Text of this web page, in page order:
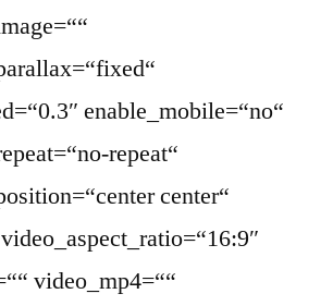
enable_mobile=“no“
repeat“
center“
video_mp4=““